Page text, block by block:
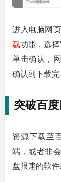
进入电脑网
载功能，选择
单击确认，
确认到下载完
突破百
资源下载至
端，或者非
盘限速的软件